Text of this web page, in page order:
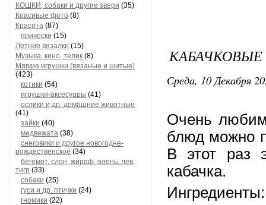
КОШКИ, собаки и другие звери (35)
Красивые фото (8)
Красота (87)
прически (15)
Летние вязалки (15)
Музыка, кино, телик (8)
Мягкие игрушки (вязаные и шитые)
(423)
котики (54)
игрушки-аксесуары (41)
ослики и др. домашние животные
(41)
зайки (40)
медвежата (38)
снеговики и другое новогодне-
рождественское (34)
бегемот, слон, жираф, олень, лев,
тигр (33)
собаки (25)
гуси и др. птички (24)
гномики (22)
Среда, 10 Декабря
Очень любим
блюд можно
В этот раз
кабачка.
Ингредиенты: